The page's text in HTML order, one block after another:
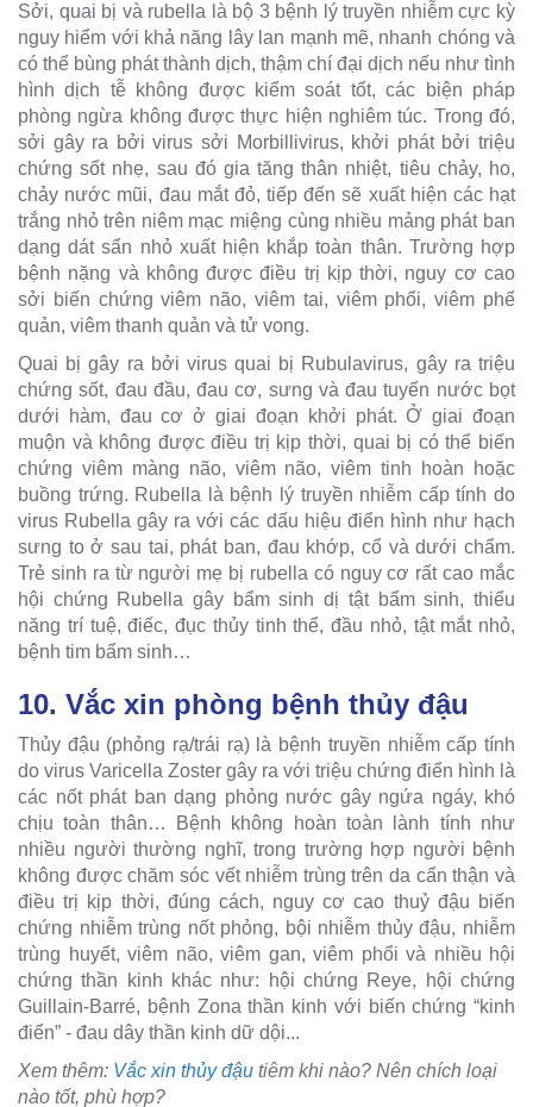
Sởi, quai bị và rubella là bộ 3 bệnh lý truyền nhiễm cực kỳ
nguy hiểm với khả năng lây lan mạnh mẽ, nhanh chóng và
có thể bùng phát thành dịch, thậm chí đại dịch nếu như tình
hình dịch tễ không được kiểm soát tốt, các biện pháp
phòng ngừa không được thực hiện nghiêm túc. Trong đó,
sởi gây ra bởi virus sởi Morbillivirus, khởi phát bởi triệu
chứng sốt nhẹ, sau đó gia tăng thân nhiệt, tiêu chảy, ho,
chảy nước mũi, đau mắt đỏ, tiếp đến sẽ xuất hiện các hạt
trắng nhỏ trên niêm mạc miệng cùng nhiều mảng phát ban
dạng dát sẩn nhỏ xuất hiện khắp toàn thân. Trường hợp
bệnh nặng và không được điều trị kịp thời, nguy cơ cao
sởi biến chứng viêm não, viêm tai, viêm phổi, viêm phế
quản, viêm thanh quản và tử vong.
Quai bị gây ra bởi virus quai bị Rubulavirus, gây ra triệu
chứng sốt, đau đầu, đau cơ, sưng và đau tuyến nước bọt
dưới hàm, đau cơ ở giai đoạn khởi phát. Ở giai đoạn
muộn và không được điều trị kịp thời, quai bị có thể biến
chứng viêm màng não, viêm não, viêm tinh hoàn hoặc
buồng trứng. Rubella là bệnh lý truyền nhiễm cấp tính do
virus Rubella gây ra với các dấu hiệu điển hình như hạch
sưng to ở sau tai, phát ban, đau khớp, cổ và dưới chẩm.
Trẻ sinh ra từ người mẹ bị rubella có nguy cơ rất cao mắc
hội chứng Rubella gây bẩm sinh dị tật bẩm sinh, thiểu
năng trí tuệ, điếc, đục thủy tinh thể, đầu nhỏ, tật mắt nhỏ,
bệnh tim bẩm sinh…
10. Vắc xin phòng bệnh thủy đậu
Thủy đậu (phỏng rạ/trái rạ) là bệnh truyền nhiễm cấp tính
do virus Varicella Zoster gây ra với triệu chứng điển hình là
các nốt phát ban dạng phỏng nước gây ngứa ngáy, khó
chịu toàn thân… Bệnh không hoàn toàn lành tính như
nhiều người thường nghĩ, trong trường hợp người bệnh
không được chăm sóc vết nhiễm trùng trên da cẩn thận và
điều trị kịp thời, đúng cách, nguy cơ cao thuỷ đậu biến
chứng nhiễm trùng nốt phỏng, bội nhiễm thủy đậu, nhiễm
trùng huyết, viêm não, viêm gan, viêm phổi và nhiều hội
chứng thần kinh khác như: hội chứng Reye, hội chứng
Guillain-Barré, bệnh Zona thần kinh với biến chứng “kinh
điển” - đau dây thần kinh dữ dội...
Xem thêm: Vắc xin thủy đậu tiêm khi nào? Nên chích loại
nào tốt, phù hợp?